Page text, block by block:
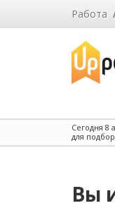
Работа
Сегодня 8
для
Вы